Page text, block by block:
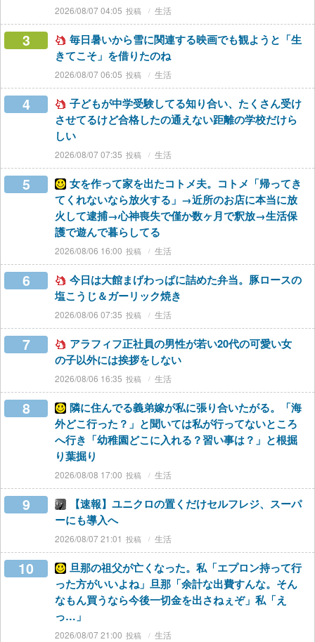
2026/08/07 04:05 生活
3
毎日暑いから雪に関連する映画でも観ようと「生
きてこそ」を借りたのね
2026/08/07 06:05 生活
4
子どもが中学受験してる知り合い、たくさん受け
させてるけど合格したの通えない距離の学校だけら
しい
2026/08/07 07:35 生活
5
女を作って家を出たコトメ夫。コトメ「帰ってき
てくれないなら放火する」→近所のお店に本当に放
火して逮捕→心神喪失で僅か数ヶ月で釈放→生活保
護で遊んで暮らしてる
2026/08/06 16:00 生活
6
今日は大館まげわっぱに詰めた弁当。豚ロースの
塩こうじ＆ガーリック焼き
2026/08/06 07:35 生活
7
アラフィフ正社員の男性が若い20代の可愛い女
の子以外には挨拶をしない
2026/08/06 16:35 生活
8
隣に住んでる義弟嫁が私に張り合いたがる。「海
外どこ行った？」と聞いては私が行ってないところ
へ行き「幼稚園どこに入れる？習い事は？」と根掘
り葉掘り
2026/08/08 17:00 生活
9
【速報】ユニクロの置くだけセルフレジ、スーパ
ーにも導入へ
2026/08/07 21:01 生活
10
旦那の祖父が亡くなった。私「エプロン持って行
った方がいいよね」旦那「余計な出費すんな。そん
なもん買うなら今後一切金を出さねぇぞ」私「え
っ…」
2026/08/07 21:00 生活